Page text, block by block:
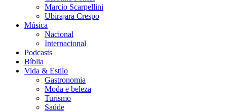
Marcio Scarpellini
Ubirajara Crespo
Música
Nacional
Internacional
Podcasts
Bíblia
Vida & Estilo
Gastronomia
Moda e beleza
Turismo
Saúde